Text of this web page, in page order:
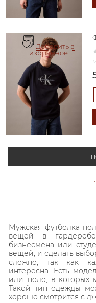
Добавить в
избранное
1
Мужская футболка
вещей в
бизнесмена или
вещей, и сделать
сложно, так как
интересна. Есть
или поло, в которых
Такой тип одежды
хорошо смотрится с